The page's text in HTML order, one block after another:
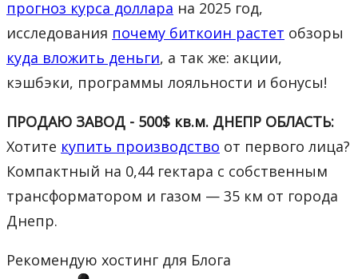
прогноз курса доллара на 2025 год,
исследования почему биткоин растет обзоры
куда вложить деньги, а так же: акции,
кэшбэки, программы лояльности и бонусы!
ПРОДАЮ ЗАВОД - 500$ кв.м. ДНЕПР ОБЛАСТЬ:
Хотите купить производство от первого лица?
Компактный на 0,44 гектара с собственным
трансформатором и газом — 35 км от города
Днепр.
Рекомендую хостинг для Блога